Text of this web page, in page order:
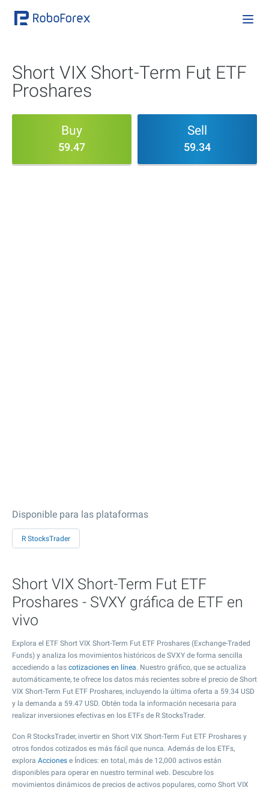
Short VIX Short-Term Fut ETF
Proshares
Buy
59.47
Sell
59.34
Disponible para las plataformas
R StocksTrader
Short VIX Short-Term Fut ETF
Proshares - SVXY gráfica de ETF en
vivo
Explora el ETF Short VIX Short-Term Fut ETF Proshares (Exchange-Traded
Funds) y analiza los movimientos históricos de SVXY de forma sencilla
accediendo a las cotizaciones en línea. Nuestro gráfico, que se actualiza
automáticamente, te ofrece los datos más recientes sobre el precio de Short
VIX Short-Term Fut ETF Proshares, incluyendo la última oferta a 59.34 USD
y la demanda a 59.47 USD. Obtén toda la información necesaria para
realizar inversiones efectivas en los ETFs de R StocksTrader.
Con R StocksTrader, invertir en Short VIX Short-Term Fut ETF Proshares y
otros fondos cotizados es más fácil que nunca. Además de los ETFs,
explora Acciones e Índices: en total, más de 12,000 activos están
disponibles para operar en nuestro terminal web. Descubre los
movimientos dinámicos de precios de activos populares, como Short VIX